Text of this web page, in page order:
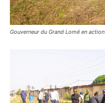
Gouverneur du Grand Lomé en action